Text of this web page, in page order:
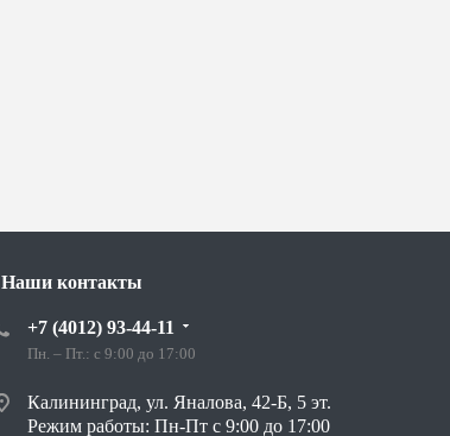
Наши контакты
+7 (4012) 93-44-11
Пн. – Пт.: с 9:00 до 17:00
Калининград, ул. Яналова, 42-Б, 5 эт.
Режим работы: Пн-Пт с 9:00 до 17:00